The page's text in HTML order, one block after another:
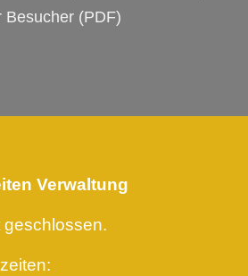
Besucher (PDF)
Verwaltung
geschlossen.